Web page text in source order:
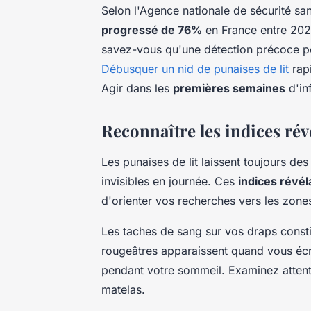
Selon l'Agence nationale de sécurité
progressé de 76% en France entre
savez-vous qu'une détection précoce
Débusquer un nid de punaises de lit
Agir dans les premières semaines
Reconnaître les indices
Les punaises de lit laissent toujours
invisibles en journée. Ces indices
d'orienter vos recherches vers les
Les taches de sang sur vos draps
rougeâtres apparaissent quand vous
pendant votre sommeil. Examinez
matelas.